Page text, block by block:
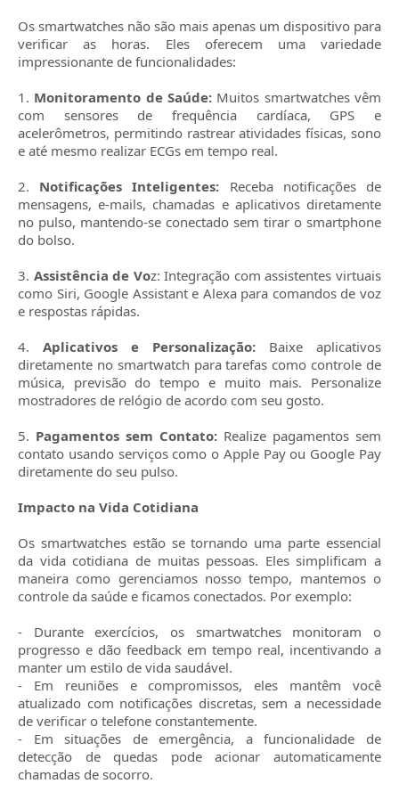
Os smartwatches não são mais apenas um dispositivo para
verificar as horas. Eles oferecem uma variedade
impressionante de funcionalidades:
1. Monitoramento de Saúde: Muitos smartwatches vêm
com sensores de frequência cardíaca, GPS e
acelerômetros, permitindo rastrear atividades físicas, sono
e até mesmo realizar ECGs em tempo real.
2. Notificações Inteligentes: Receba notificações de
mensagens, e-mails, chamadas e aplicativos diretamente
no pulso, mantendo-se conectado sem tirar o smartphone
do bolso.
3. Assistência de Voz: Integração com assistentes virtuais
como Siri, Google Assistant e Alexa para comandos de voz
e respostas rápidas.
4. Aplicativos e Personalização: Baixe aplicativos
diretamente no smartwatch para tarefas como controle de
música, previsão do tempo e muito mais. Personalize
mostradores de relógio de acordo com seu gosto.
5. Pagamentos sem Contato: Realize pagamentos sem
contato usando serviços como o Apple Pay ou Google Pay
diretamente do seu pulso.
Impacto na Vida Cotidiana
Os smartwatches estão se tornando uma parte essencial
da vida cotidiana de muitas pessoas. Eles simplificam a
maneira como gerenciamos nosso tempo, mantemos o
controle da saúde e ficamos conectados. Por exemplo:
- Durante exercícios, os smartwatches monitoram o
progresso e dão feedback em tempo real, incentivando a
manter um estilo de vida saudável.
- Em reuniões e compromissos, eles mantêm você
atualizado com notificações discretas, sem a necessidade
de verificar o telefone constantemente.
- Em situações de emergência, a funcionalidade de
detecção de quedas pode acionar automaticamente
chamadas de socorro.